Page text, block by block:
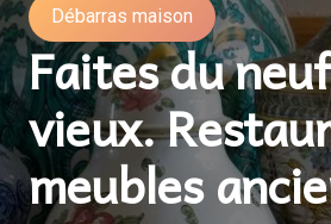
Débarras maison
Faites du
vieux.
meubles